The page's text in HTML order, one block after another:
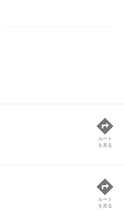
ルート
を見る
ルート
を見る